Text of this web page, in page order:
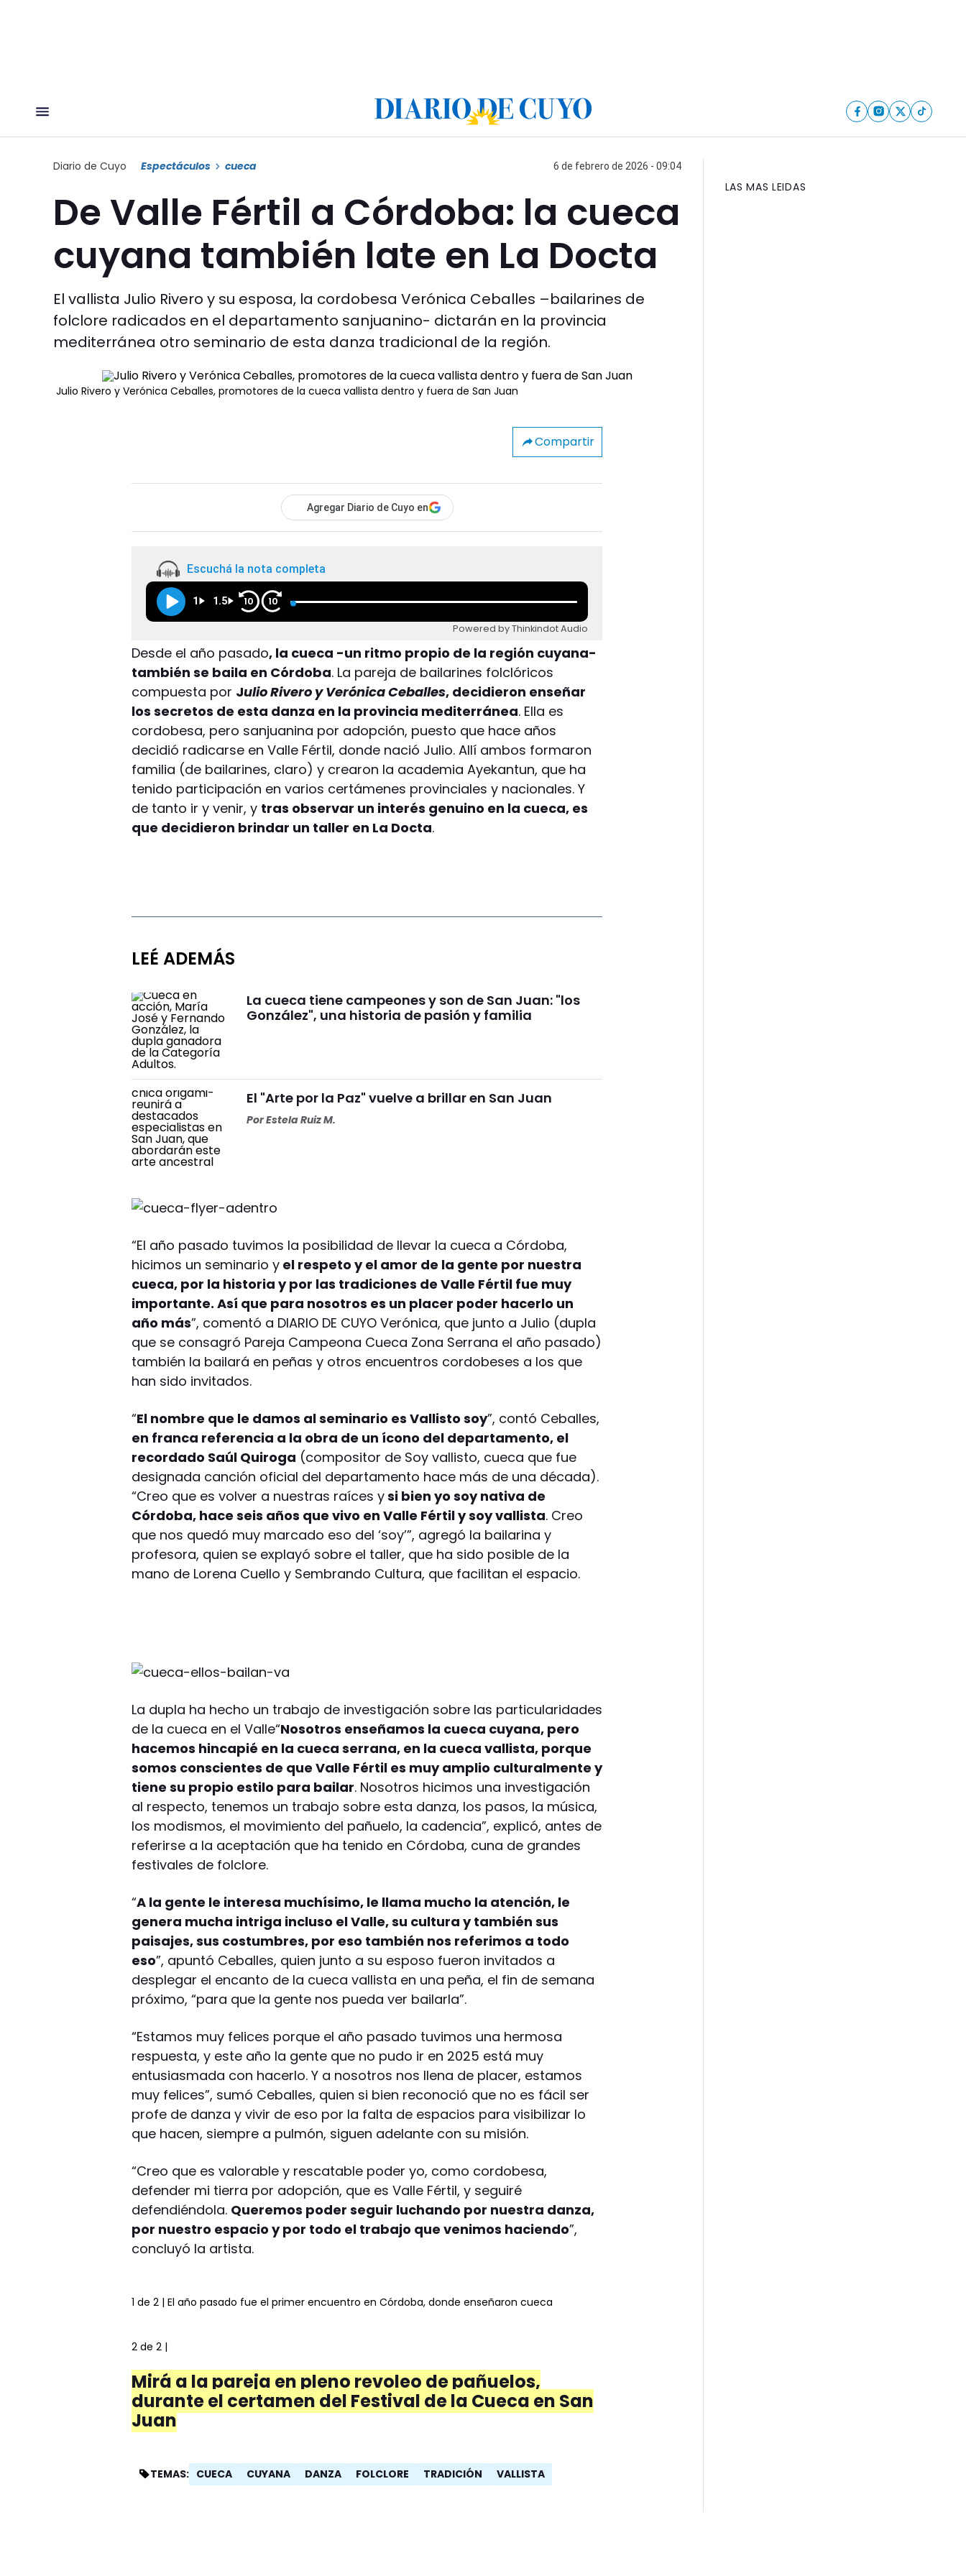
Diario de Cuyo Espectáculos cueca 6 de febrero de 2026 - 09:04
De Valle Fértil a Córdoba: la cueca
cuyana también late en La Docta
El vallista Julio Rivero y su esposa, la cordobesa Verónica Ceballes –bailarines de
folclore radicados en el departamento sanjuanino- dictarán en la provincia
mediterránea otro seminario de esta danza tradicional de la región.
Julio Rivero y Verónica Ceballes, promotores de la cueca vallista dentro y fuera de San Juan
Compartir
Agregar Diario de Cuyo en
Escuchá la nota completa
1 1.5 10 10
Powered by Thinkindot Audio
Desde el año pasado, la cueca -un ritmo propio de la región cuyana-
también se baila en Córdoba. La pareja de bailarines folclóricos
compuesta por Julio Rivero y Verónica Ceballes, decidieron enseñar
los secretos de esta danza en la provincia mediterránea. Ella es
cordobesa, pero sanjuanina por adopción, puesto que hace años
decidió radicarse en Valle Fértil, donde nació Julio. Allí ambos formaron
familia (de bailarines, claro) y crearon la academia Ayekantun, que ha
tenido participación en varios certámenes provinciales y nacionales. Y
de tanto ir y venir, y tras observar un interés genuino en la cueca, es
que decidieron brindar un taller en La Docta.
LEÉ ADEMÁS
La cueca tiene campeones y son de San Juan: "los
González", una historia de pasión y familia
El "Arte por la Paz" vuelve a brillar en San Juan
PorEstela Ruiz M.
“El año pasado tuvimos la posibilidad de llevar la cueca a Córdoba,
hicimos un seminario y el respeto y el amor de la gente por nuestra
cueca, por la historia y por las tradiciones de Valle Fértil fue muy
importante. Así que para nosotros es un placer poder hacerlo un
año más”, comentó a DIARIO DE CUYO Verónica, que junto a Julio (dupla
que se consagró Pareja Campeona Cueca Zona Serrana el año pasado)
también la bailará en peñas y otros encuentros cordobeses a los que
han sido invitados.
“El nombre que le damos al seminario es Vallisto soy”, contó Ceballes,
en franca referencia a la obra de un ícono del departamento, el
recordado Saúl Quiroga (compositor de Soy vallisto, cueca que fue
designada canción oficial del departamento hace más de una década).
“Creo que es volver a nuestras raíces ysi bien yo soy nativa de
Córdoba, hace seis años que vivo en Valle Fértil y soy vallista. Creo
que nos quedó muy marcado eso del ‘soy’”, agregó la bailarina y
profesora, quien se explayó sobre el taller, que ha sido posible de la
mano de Lorena Cuello y Sembrando Cultura, que facilitan el espacio.
La dupla ha hecho un trabajo de investigación sobre las particularidades
de la cueca en el Valle“Nosotros enseñamos la cueca cuyana, pero
hacemos hincapié en la cueca serrana, en la cueca vallista, porque
somos conscientes de que Valle Fértil es muy amplio culturalmente y
tiene su propio estilo para bailar. Nosotros hicimos una investigación
al respecto, tenemos un trabajo sobre esta danza, los pasos, la música,
los modismos, el movimiento del pañuelo, la cadencia”, explicó, antes de
referirse a la aceptación que ha tenido en Córdoba, cuna de grandes
festivales de folclore.
“A la gente le interesa muchísimo, le llama mucho la atención, le
genera mucha intriga incluso el Valle, su cultura y también sus
paisajes, sus costumbres, por eso también nos referimos a todo
eso”, apuntó Ceballes, quien junto a su esposo fueron invitados a
desplegar el encanto de la cueca vallista en una peña, el fin de semana
próximo, “para que la gente nos pueda ver bailarla”.
“Estamos muy felices porque el año pasado tuvimos una hermosa
respuesta, y este año la gente que no pudo ir en 2025 está muy
entusiasmada con hacerlo. Y a nosotros nos llena de placer, estamos
muy felices”, sumó Ceballes, quien si bien reconoció que no es fácil ser
profe de danza y vivir de eso por la falta de espacios para visibilizar lo
que hacen, siempre a pulmón, siguen adelante con su misión.
“Creo que es valorable y rescatable poder yo, como cordobesa,
defender mi tierra por adopción, que es Valle Fértil, y seguiré
defendiéndola. Queremos poder seguir luchando por nuestra danza,
por nuestro espacio y por todo el trabajo que venimos haciendo”,
concluyó la artista.
1 de 2 | El año pasado fue el primer encuentro en Córdoba, donde enseñaron cueca
2 de 2 |
Mirá a la pareja en pleno revoleo de pañuelos,
durante el certamen del Festival de la Cueca en San
Juan
TEMAS: CUECA CUYANA DANZA FOLCLORE TRADICIÓN VALLISTA
LAS MAS LEIDAS